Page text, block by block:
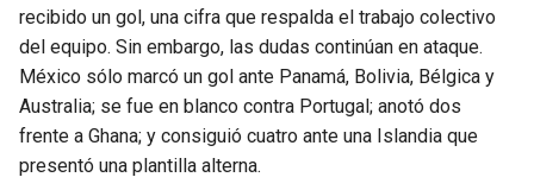
recibido un gol, una cifra que respalda el trabajo colectivo
del equipo. Sin embargo, las dudas continúan en ataque.
México sólo marcó un gol ante Panamá, Bolivia, Bélgica y
Australia; se fue en blanco contra Portugal; anotó dos
frente a Ghana; y consiguió cuatro ante una Islandia que
presentó una plantilla alterna.